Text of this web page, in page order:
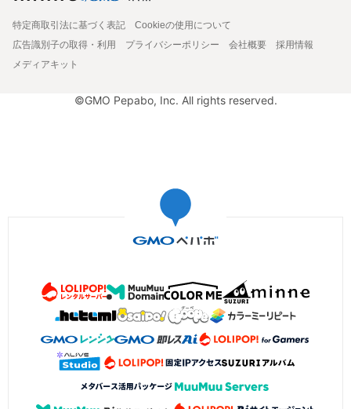
特定商取引法に基づく表記
Cookieの使用について
広告識別子の取得・利用
プライバシーポリシー 会社概要
採用情報
メディアキット
©GMO Pepabo, Inc. All rights reserved.